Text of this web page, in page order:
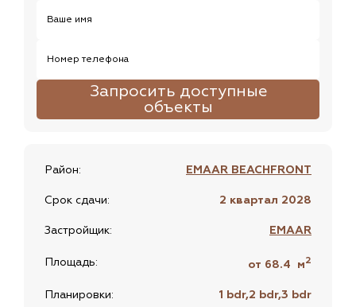
Ваше имя
Номер телефона
Запросить доступные
объекты
Район: EMAAR BEACHFRONT
Срок сдачи: 2 квартал 2028
Застройщик: EMAAR
Площадь: от 68.4 м2
Планировки: 1 bdr,2 bdr,3 bdr